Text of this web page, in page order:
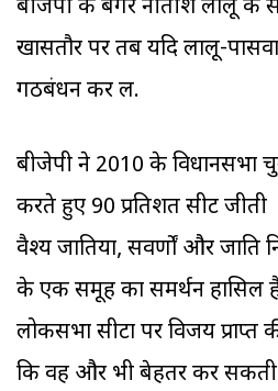
बीजेपी के बगैर नीतीश लालू के
खासतौर पर तब यदि लालू-
गठबंधन कर लें.
बीजेपी ने 2010 के विधानसभा
करते हुए 90 प्रतिशत सीटें
वैश्य जातियों, सवर्णों और जाति
के एक समूह का समर्थन हासिल
लोकसभा सीटों पर विजय प्राप्त
कि वह और भी बेहतर कर सकती